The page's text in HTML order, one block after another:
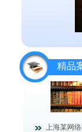
上海三中院
精品
上海某网